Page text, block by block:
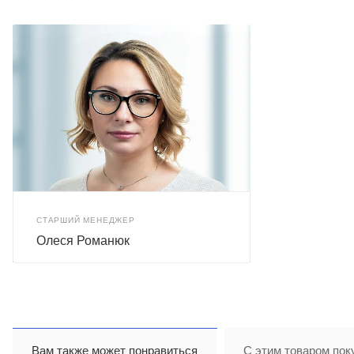
СТАРШИЙ МЕНЕДЖЕР
Олеся Романюк
Вам также может понравиться С этим товаром